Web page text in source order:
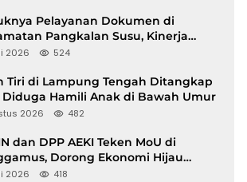
Pelayanan Dokumen di
Pangkalan Susu, Kinerja
Langkat Disorot
2026 524
Tiri di Lampung Tengah Ditangkap
Diduga Hamili Anak di Bawah Umur
2026 482
dan DPP AEKI Teken MoU di
Dorong Ekonomi Hijau
Kopi dan Perdagangan Karbon
2026 418